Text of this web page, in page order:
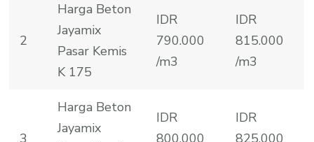
2
Harga Beton
Jayamix
Pasar Kemis
K 175
IDR
790.000
/m3
IDR
815.000
/m3
3
Harga Beton
Jayamix
IDR
800.000
IDR
825.000